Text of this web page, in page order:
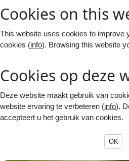
Cookies on this
This website uses cookies to improve
cookies (info). Browsing this website
Cookies op deze
Deze website maakt gebruik van
website ervaring te verbeteren (info).
accepteert u het gebruik van cookies.
OK